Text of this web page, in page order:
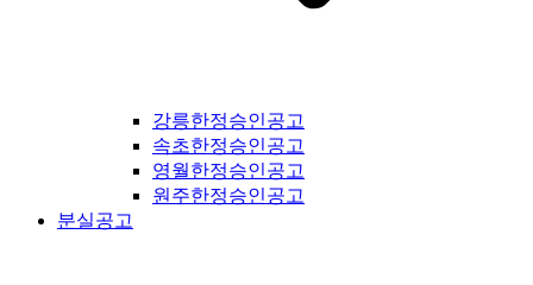
강릉한정승인공고
속초한정승인공고
영월한정승인공고
원주한정승인공고
분실공고